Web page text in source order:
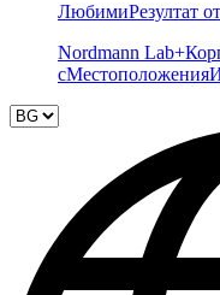
ЛюбимиРезултат
Nordmann Lab+
сМестоположения